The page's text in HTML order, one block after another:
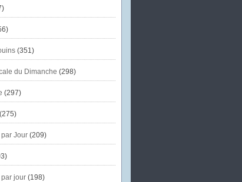
(351)
du Dimanche (298)
(297)
(275)
Jour(209)
jour(198)